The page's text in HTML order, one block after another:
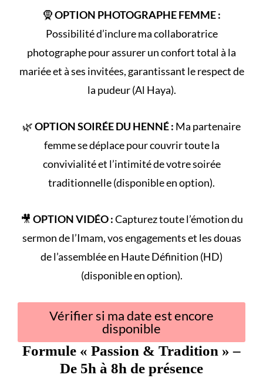
🧕OPTION PHOTOGRAPHE FEMME :
Possibilité d’inclure ma collaboratrice
photographe pour assurer un confort total à la
mariée et à ses invitées, garantissant le respect de
la pudeur (Al Haya).
🌿OPTION SOIRÉE DU HENNÉ : Ma partenaire
femme se déplace pour couvrir toute la
convivialité et l’intimité de votresoirée
traditionnelle(disponible en option).
🎥 OPTION VIDÉO :Capturez toute l’émotion du
sermon de l’Imam, vos engagements et les douas
de l’assemblée en Haute Définition (HD)
(disponible en option).
Vérifier si ma date est encore
disponible
Formule « Passion & Tradition » –
De 5h à 8h de présence